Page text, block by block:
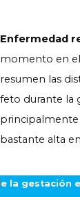
Enfermedad
momento en el
resumen las
feto durante la
principalmente
bastante alta
la gestación